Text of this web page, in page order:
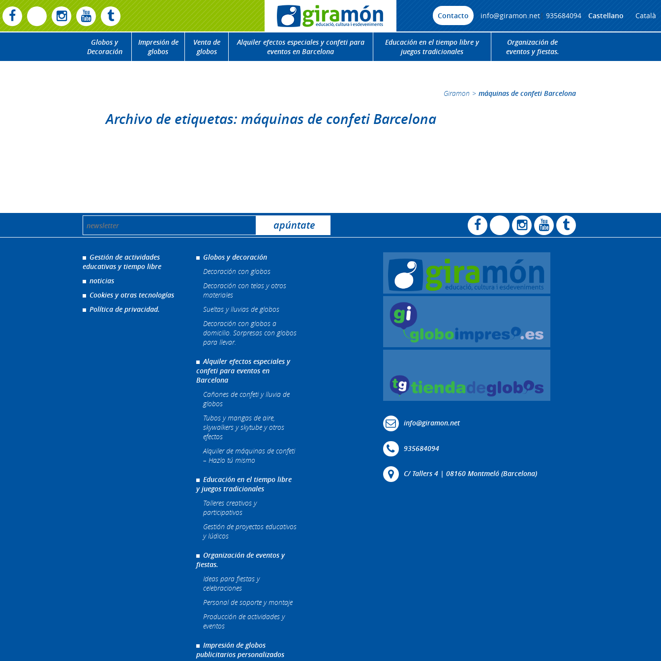
Contacto info@giramon.net| 935684094 Castellano Català
Globos y
Decoración
Impresión de
globos
Venta de
globos
Alquiler efectos especiales y confeti para
eventos en Barcelona
Educación en el tiempo libre y
juegos tradicionales
Organización de
eventos y fiestas.
Giramon > máquinas de confeti Barcelona
Archivo de etiquetas: máquinas de confeti Barcelona
Gestión de actividades
educativas y tiempo libre
noticias
Cookies y otras tecnologías
Política de privacidad.
Globos y decoración
Decoración con globos
Decoración con telas y otros
materiales
Sueltas y lluvias de globos
Decoración con globos a
domicilio. Sorpresas con globos
para llevar.
Alquiler efectos especiales y
confeti para eventos en
Barcelona
Cañones de confeti y lluvia de
globos
Tubos y mangas de aire,
skywalkers y skytube y otros
efectos
Alquiler de máquinas de confeti
– Hazlo tú mismo
Educación en el tiempo libre
y juegos tradicionales
Talleres creativos y
participativos
Gestión de proyectos educativos
y lúdicos
Organización de eventos y
fiestas.
Ideas para fiestas y
celebraciones
Personal de soporte y montaje
Producción de actividades y
eventos
Impresión de globos
publicitarios personalizados
info@giramon.net
935684094
C/ Tallers 4 | 08160 Montmeló (Barcelona)